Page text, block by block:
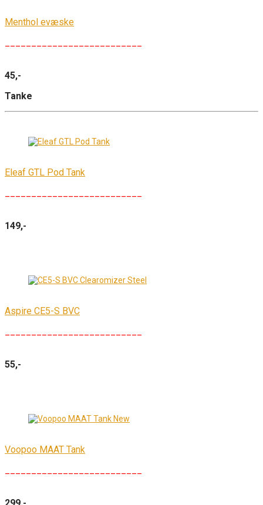
Menthol evæske
45,-
Tanke
Eleaf GTL Pod Tank
149,-
Aspire CE5-S BVC
55,-
Voopoo MAAT Tank